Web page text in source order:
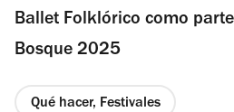
Ballet Folklórico como
Bosque 2025
Qué hacer, Festivales